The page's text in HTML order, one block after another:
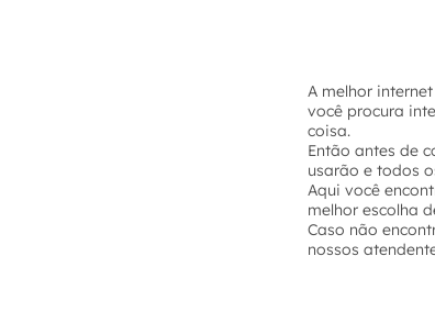
A melhor
você procura
coisa.
Então antes de
usarão e todos
Aqui você
melhor escolha
Caso não
nossos